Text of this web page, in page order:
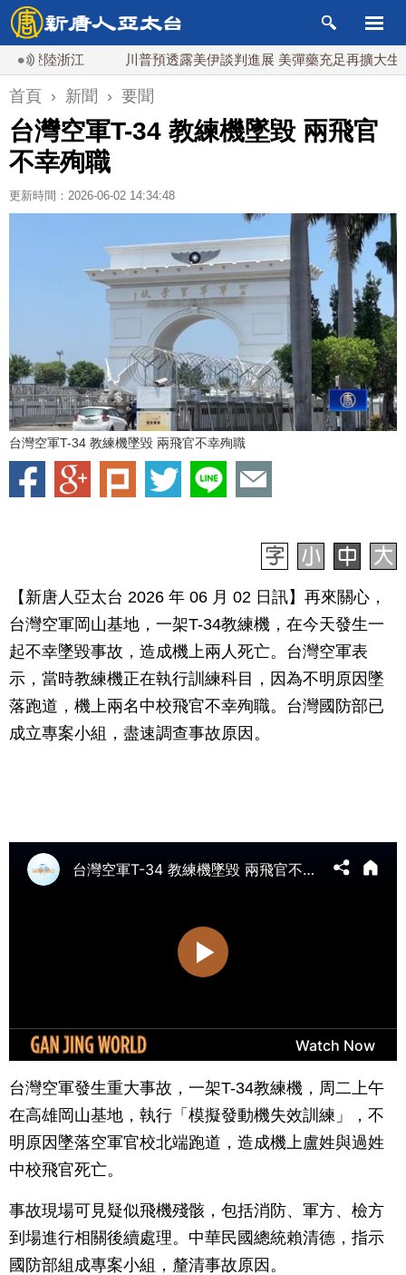
陸浙江 川普預透露美伊談判進展 美彈藥充足再擴大生產
首頁 › 新聞 › 要聞
台灣空軍T-34 教練機墜毀 兩飛官
不幸殉職
更新時間：2026-06-02 14:34:48
台灣空軍T-34 教練機墜毀 兩飛官不幸殉職
【新唐人亞太台 2026 年 06 月 02 日訊】再來關心，
台灣空軍岡山基地，一架T-34教練機，在今天發生一
起不幸墜毀事故，造成機上兩人死亡。台灣空軍表
示，當時教練機正在執行訓練科目，因為不明原因墜
落跑道，機上兩名中校飛官不幸殉職。台灣國防部已
成立專案小組，盡速調查事故原因。
台灣空軍發生重大事故，一架T-34教練機，周二上午
在高雄岡山基地，執行「模擬發動機失效訓練」，不
明原因墜落空軍官校北端跑道，造成機上盧姓與過姓
中校飛官死亡。
事故現場可見疑似飛機殘骸，包括消防、軍方、檢方
到場進行相關後續處理。中華民國總統賴清德，指示
國防部組成專案小組，釐清事故原因。